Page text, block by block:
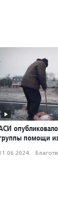
помощи
·